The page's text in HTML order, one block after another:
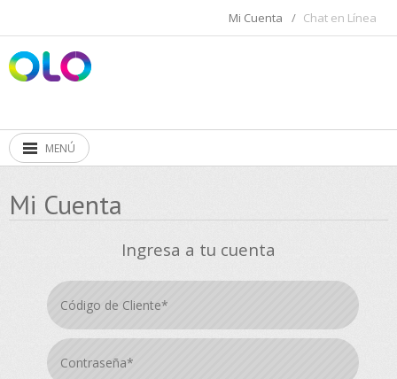
Mi Cuenta / Chat en Línea
MENÚ
Mi Cuenta
Ingresa a tu cuenta